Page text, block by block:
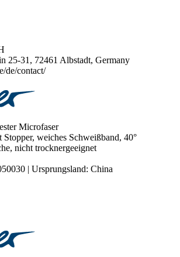
25-31, 72461 Albstadt, Germany
de/contact/
Microfaser
weiches Schweißband, 40°
nicht trocknergeeignet
| Ursprungsland: China